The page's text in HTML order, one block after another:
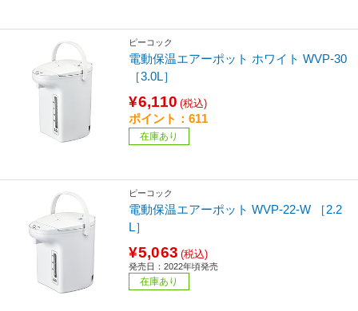
ピーコック
電動保温エアーポット ホワイト WVP-30
［3.0L］
¥6,110 (税込)
ポイント：611
在庫あり
ピーコック
電動保温エアーポット WVP-22-W ［2.2
L］
¥5,063 (税込)
発売日：2022年頃発売
在庫あり